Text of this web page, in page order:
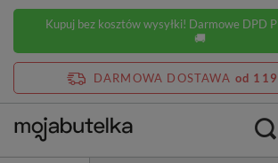
Kupuj bez kosztów wysyłki! Darmowe DPD
🚚
DARMOWA DOSTAWA od